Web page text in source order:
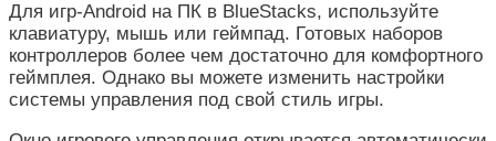
Для игр-Android на ПК в BlueStacks, используйте
клавиатуру, мышь или геймпад. Готовых наборов
контроллеров более чем достаточно для комфортного
геймплея. Однако вы можете изменить настройки
системы управления под свой стиль игры.